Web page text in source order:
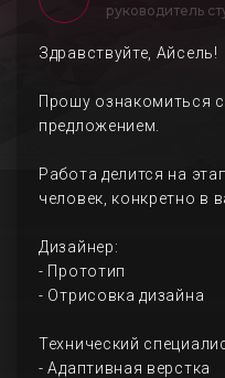
руководитель
Здравствуйте, Айсель!
Прошу ознакомиться
предложением.
Работа делится на
человек, конкретно в
Дизайнер:
- Прототип
- Отрисовка дизайна
Технический
- Адаптивная верстка